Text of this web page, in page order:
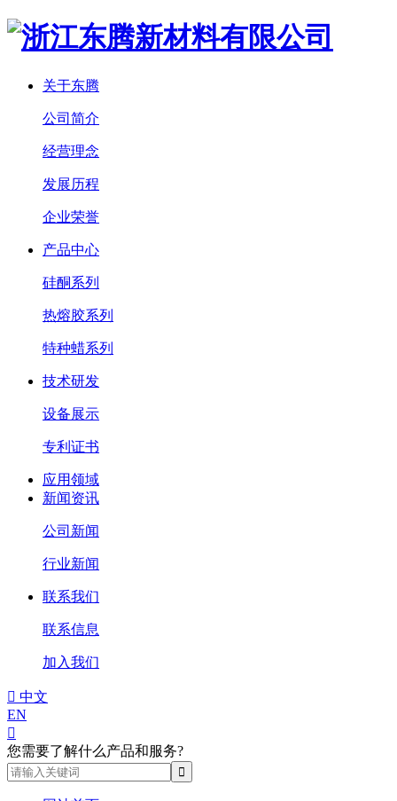
关于东腾
公司简介
经营理念
发展历程
企业荣誉
产品中心
硅酮系列
热熔胶系列
特种蜡系列
技术研发
设备展示
专利证书
应用领域
新闻资讯
公司新闻
行业新闻
联系我们
联系信息
加入我们
 中文
EN

您需要了解什么产品和服务?